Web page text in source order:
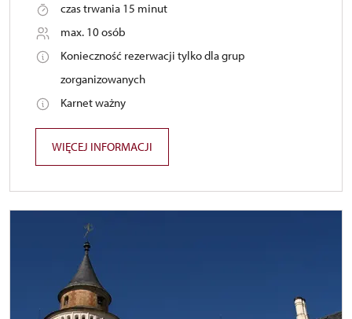
czas trwania 15 minut
max. 10 osób
Konieczność rezerwacji tylko dla grup
zorganizowanych
Karnet ważny
WIĘCEJ INFORMACJI